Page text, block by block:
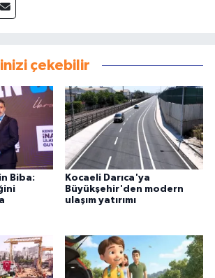
çekebilir
Biba:
Kocaeli Darıca'ya
Büyükşehir'den modern
ulaşım yatırımı